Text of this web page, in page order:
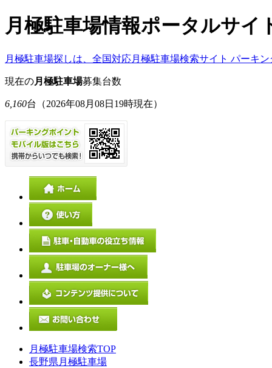
月極駐車場情報ポータルサイ
月極駐車場探しは、全国対応月極駐車場検索サイト パーキン
現在の月極駐車場募集台数
6,160台 （2026年08月08日19時現在）
月極駐車場検索TOP
長野県月極駐車場